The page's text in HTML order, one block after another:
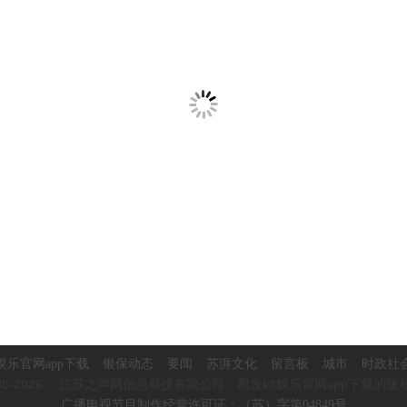
乐官网app下载 银保动态 要闻 苏湃文化 留言板 城市 时政社